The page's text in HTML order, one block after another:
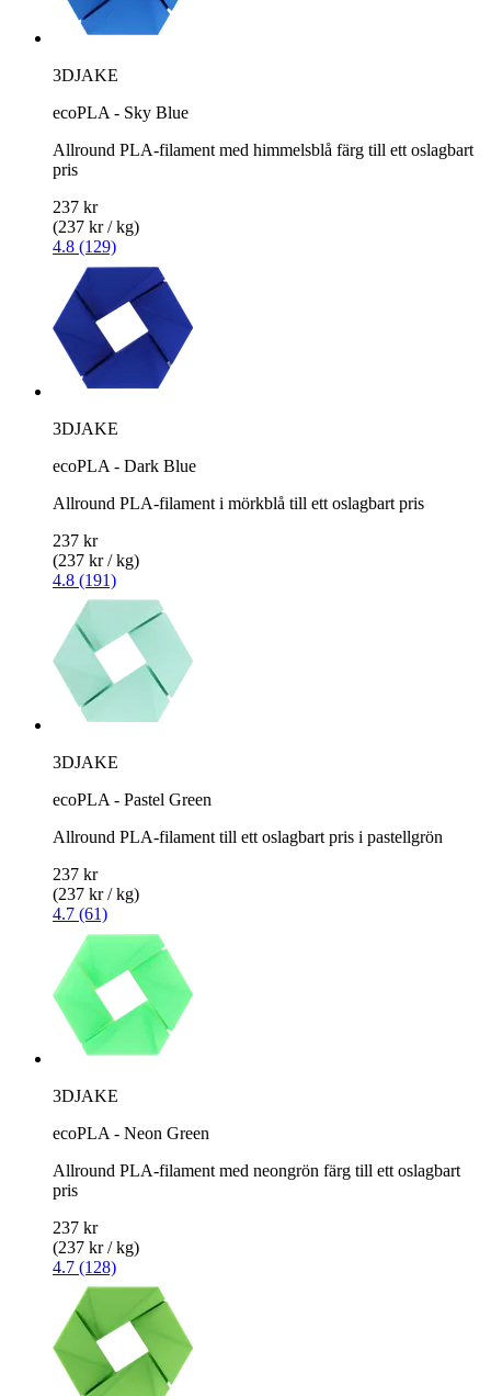
3DJAKE
ecoPLA - Sky Blue
Allround PLA-filament med himmelsblå färg till ett oslagbart
pris
237 kr
(237 kr / kg)
4.8 (129)
3DJAKE
ecoPLA - Dark Blue
Allround PLA-filament i mörkblå till ett oslagbart pris
237 kr
(237 kr / kg)
4.8 (191)
3DJAKE
ecoPLA - Pastel Green
Allround PLA-filament till ett oslagbart pris i pastellgrön
237 kr
(237 kr / kg)
4.7 (61)
3DJAKE
ecoPLA - Neon Green
Allround PLA-filament med neongrön färg till ett oslagbart
pris
237 kr
(237 kr / kg)
4.7 (128)